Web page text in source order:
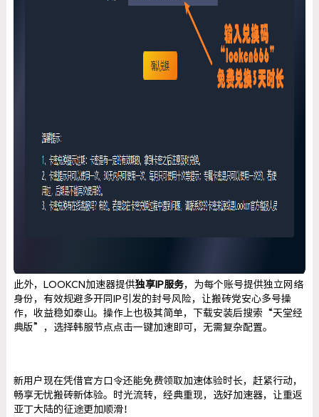
此外，LOOKCN加速器提供独享IP服务，为每个账号提供独立网络
身份，有效规避多开同IP引发的封号风险，让搬砖党安心多号操
作，收益稳如泰山。操作上也极其简单，下载安装后搜索“天堂经
典版”，选择韩服节点点击一键加速即可，无需复杂配置。
新用户现在凭借官方口令还能免费领取加速体验时长，赶紧行动，
畅享无忧搬砖新体验。时光流转，经典重现，选好加速器，让重返
亚丁大陆的征途更加顺滑！